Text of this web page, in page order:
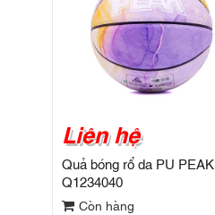
Liên hệ
Quả bóng rổ da PU PEAK
Q1234040
Còn hàng